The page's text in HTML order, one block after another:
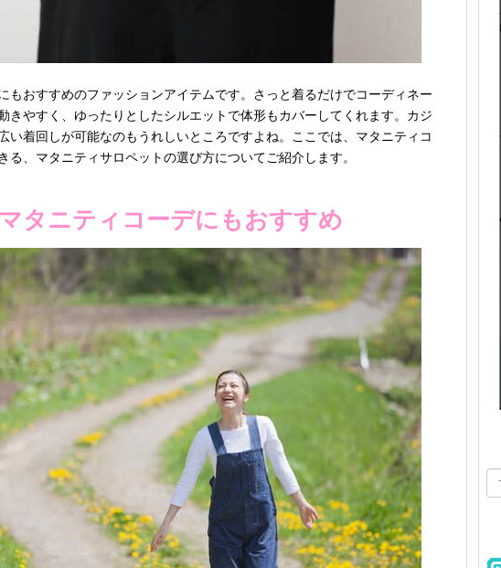
もおすすめのファッションアイテムです。さっと着るだけでコーディネー
きやすく、ゆったりとしたシルエットで体形もカバーしてくれます。カジ
い着回しが可能なのもうれしいところですよね。ここでは、マタニティコ
る、マタニティサロペットの選び方についてご紹介します。
タニティコーデにもおすすめ